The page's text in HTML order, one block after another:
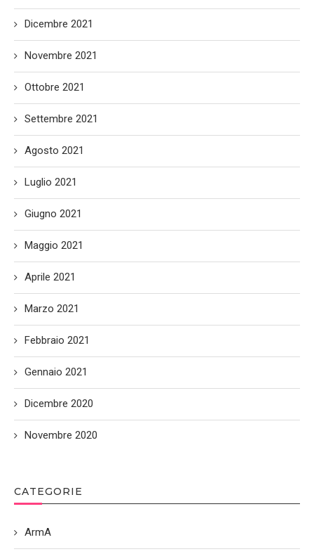
Dicembre 2021
Novembre 2021
Ottobre 2021
Settembre 2021
Agosto 2021
Luglio 2021
Giugno 2021
Maggio 2021
Aprile 2021
Marzo 2021
Febbraio 2021
Gennaio 2021
Dicembre 2020
Novembre 2020
CATEGORIE
ArmA